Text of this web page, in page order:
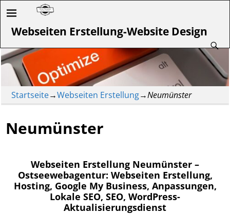
Webseiten Erstellung-Website Design
Startseite→Webseiten Erstellung→Neumünster
Neumünster
Webseiten Erstellung Neumünster –
Ostseewebagentur: Webseiten Erstellung,
Hosting, Google My Business, Anpassungen,
Lokale SEO, SEO, WordPress-
Aktualisierungsdienst